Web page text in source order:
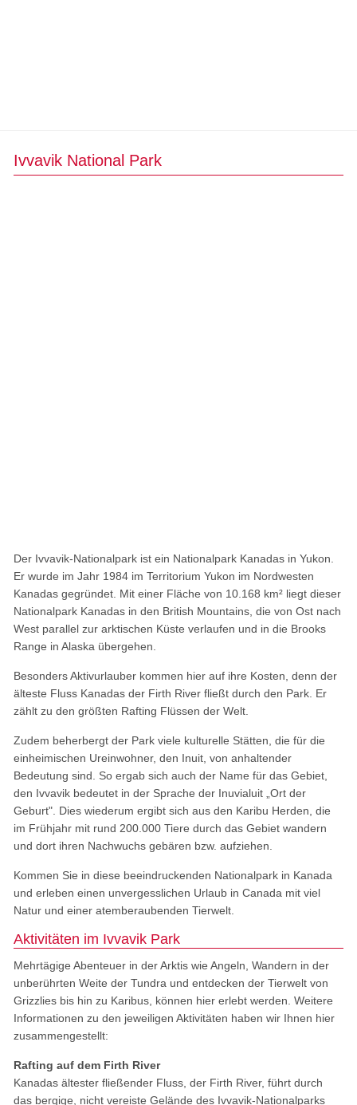
Ivvavik National Park
Der Ivvavik-Nationalpark ist ein Nationalpark Kanadas in Yukon.
Er wurde im Jahr 1984 im Territorium Yukon im Nordwesten
Kanadas gegründet. Mit einer Fläche von 10.168 km² liegt dieser
Nationalpark Kanadas in den British Mountains, die von Ost nach
West parallel zur arktischen Küste verlaufen und in die Brooks
Range in Alaska übergehen.
Besonders Aktivurlauber kommen hier auf ihre Kosten, denn der
älteste Fluss Kanadas der Firth River fließt durch den Park. Er
zählt zu den größten Rafting Flüssen der Welt.
Zudem beherbergt der Park viele kulturelle Stätten, die für die
einheimischen Ureinwohner, den Inuit, von anhaltender
Bedeutung sind. So ergab sich auch der Name für das Gebiet,
den Ivvavik bedeutet in der Sprache der Inuvialuit „Ort der
Geburt". Dies wiederum ergibt sich aus den Karibu Herden, die
im Frühjahr mit rund 200.000 Tiere durch das Gebiet wandern
und dort ihren Nachwuchs gebären bzw. aufziehen.
Kommen Sie in diese beeindruckenden Nationalpark in Kanada
und erleben einen unvergesslichen Urlaub in Canada mit viel
Natur und einer atemberaubenden Tierwelt.
Aktivitäten im Ivvavik Park
Mehrtägige Abenteuer in der Arktis wie Angeln, Wandern in der
unberührten Weite der Tundra und entdecken der Tierwelt von
Grizzlies bis hin zu Karibus, können hier erlebt werden. Weitere
Informationen zu den jeweiligen Aktivitäten haben wir Ihnen hier
zusammengestellt:
Rafting auf dem Firth River
Kanadas ältester fließender Fluss, der Firth River, führt durch
das bergige, nicht vereiste Gelände des Ivvavik-Nationalparks